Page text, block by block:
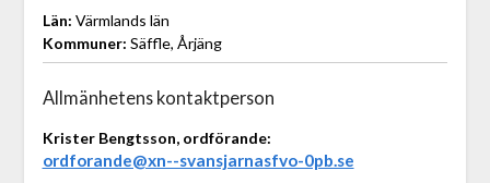
Län: Värmlands län
Kommuner: Säffle, Årjäng
Allmänhetens kontaktperson
Krister Bengtsson, ordförande:
ordforande@xn--svansjarnasfvo-0pb.se